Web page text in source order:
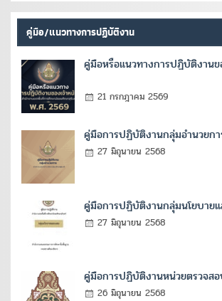
คู่มือ/แนวทางการปฏิบัติงาน
คู่มือหรือแนวทางการปฏิบัติงานข
21 กรกฎาคม 2569
คู่มือการปฏิบัติงานกลุ่มอำนวยก
27 มิถุนายน 2568
คู่มือการปฏิบัติงานกลุ่มนโยบาย
27 มิถุนายน 2568
คู่มือการปฏิบัติงานหน่วยตรวจส
26 มิถุนายน 2568